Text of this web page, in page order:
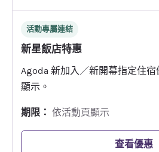
活動專屬連結
新星飯店特惠
Agoda 新加入／新開幕指定住
顯示。
期限： 依活動頁顯示
查看優惠